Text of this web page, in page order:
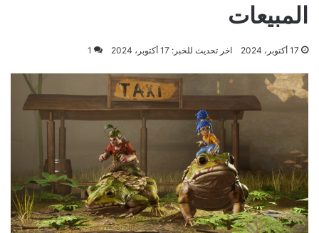
المبيعات
17 أكتوبر، 2024 اخر تحديث للخبر: 17 أكتوبر، 2024 1